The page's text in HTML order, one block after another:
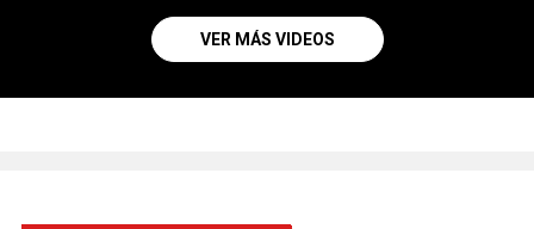
VER MÁS VIDEOS